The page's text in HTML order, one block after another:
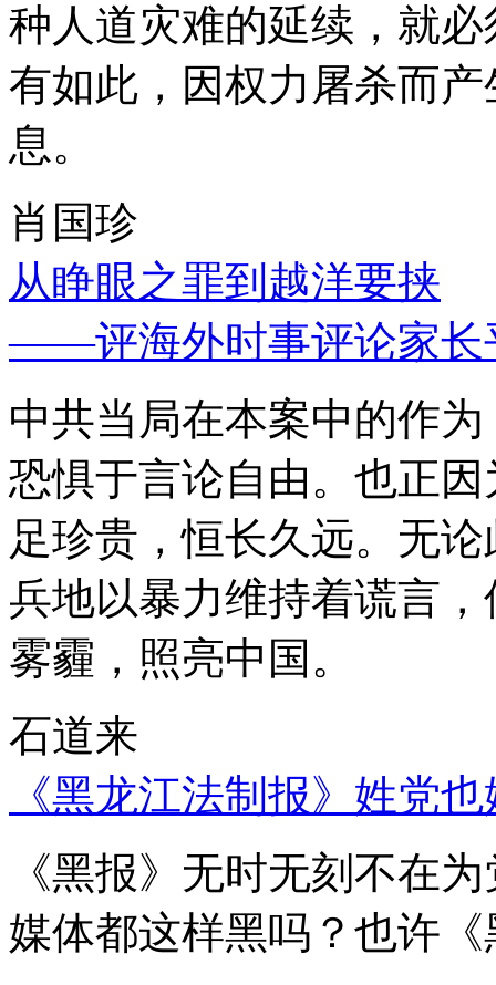
种人道灾难的延续，就
有如此，因权力屠杀而
息。
肖国珍
从睁眼之罪到越洋要挟
——评海外时事评论家长
中共当局在本案中的作
恐惧于言论自由。也正
足珍贵，恒长久远。无
兵地以暴力维持着谎言
雾霾，照亮中国。
石道来
《黑龙江法制报》姓党
《黑报》无时无刻不在
媒体都这样黑吗？也许